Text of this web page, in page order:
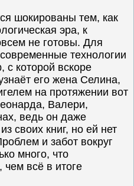
шокированы тем, как
эра, к
не готовы. Для
технологии
которой вскоре
его жена Селина,
на протяжении вот
Валери,
ведь он даже
своих книг, но ей нет
и забот вокруг
много, что
чем всё в итоге